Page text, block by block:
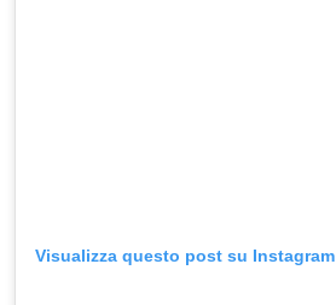
Visualizza questo post su Instagram